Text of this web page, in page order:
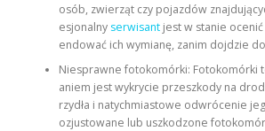
osób, zwierząt czy pojazdów
esjonalny serwisantjest w stanie ocenić
endować ich wymianę, zanim dojdzie
Niesprawne fotokomórki: Fotokomórki
aniem jest wykrycie przeszkody na
rzydła i natychmiastowe odwrócenie
ozjustowane lub uszkodzone